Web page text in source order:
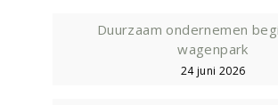
Duurzaam ondernemen
wagenpark
24 juni 2026